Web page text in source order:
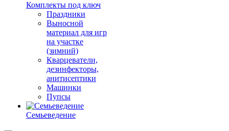
Комплекты под ключ
Праздники
Выносной
материал для игр
на участке
(зимний)
Кварцеватели,
дезинфекторы,
анитисептики
Машинки
Пупсы
Семьеведение